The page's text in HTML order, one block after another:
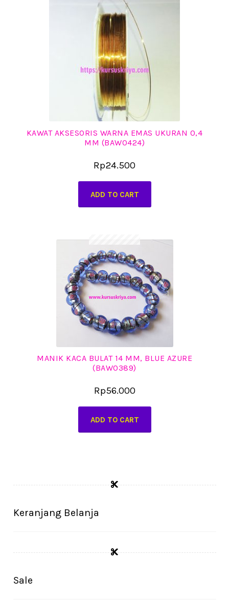
KAWAT AKSESORIS WARNA EMAS UKURAN 0,4
MM (BAW0424)
Rp24.500
ADD TO CART
MANIK KACA BULAT 14 MM, BLUE AZURE
(BAW0389)
Rp56.000
ADD TO CART
Keranjang Belanja
Sale